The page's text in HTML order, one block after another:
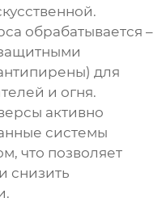
обрабатывается –
для
и огня.
активно
системы
что позволяет
снизить